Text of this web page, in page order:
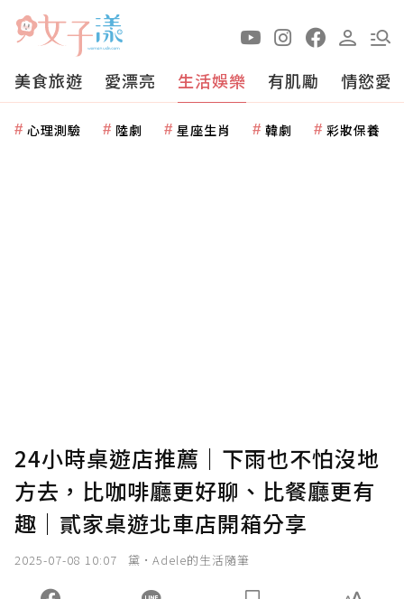
美食旅遊 愛漂亮 生活娛樂 有肌勵 情慾愛
心理測驗 陸劇 星座生肖 韓劇 彩妝保養
24小時桌遊店推薦｜下雨也不怕沒地
方去，比咖啡廳更好聊、比餐廳更有
趣｜貳家桌遊北車店開箱分享
2025-07-08 10:07 黛•Adele的生活隨筆